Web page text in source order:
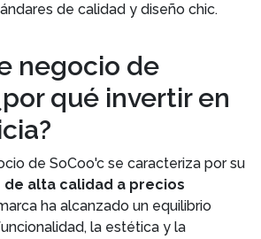
de calidad y diseño chic.
negocio de
qué invertir en
de SoCoo'c se caracteriza por su
de alta calidad a precios
ha alcanzado un equilibrio
la estética y la